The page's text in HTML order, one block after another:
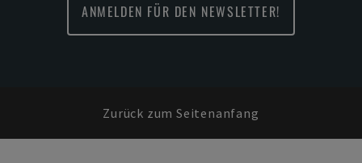
ANMELDEN FÜR DEN NEWSLETTER!
Zurück zum Seitenanfang